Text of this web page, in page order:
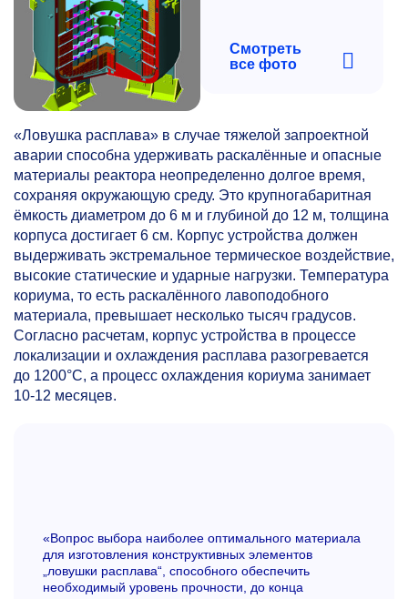
Смотреть
все фото
«Ловушка расплава» в случае тяжелой запроектной
аварии способна удерживать раскалённые и опасные
материалы реактора неопределенно долгое время,
сохраняя окружающую среду. Это крупногабаритная
ёмкость диаметром до 6 м и глубиной до 12 м, толщина
корпуса достигает 6 см. Корпус устройства должен
выдерживать экстремальное термическое воздействие,
высокие статические и ударные нагрузки. Температура
кориума, то есть раскалённого лавоподобного
материала, превышает несколько тысяч градусов.
Согласно расчетам, корпус устройства в процессе
локализации и охлаждения расплава разогревается
до 1200°С, а процесс охлаждения кориума занимает
10-12 месяцев.
«Вопрос выбора наиболее оптимального материала
для изготовления конструктивных элементов
„ловушки расплава“, способного обеспечить
необходимый уровень прочности, до конца